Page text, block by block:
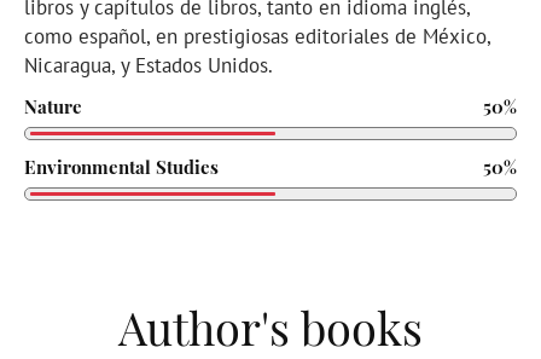
libros y capítulos de libros, tanto en idioma inglés,
como español, en prestigiosas editoriales de México,
Nicaragua, y Estados Unidos.
Nature 50%
Environmental Studies 50%
Author's books